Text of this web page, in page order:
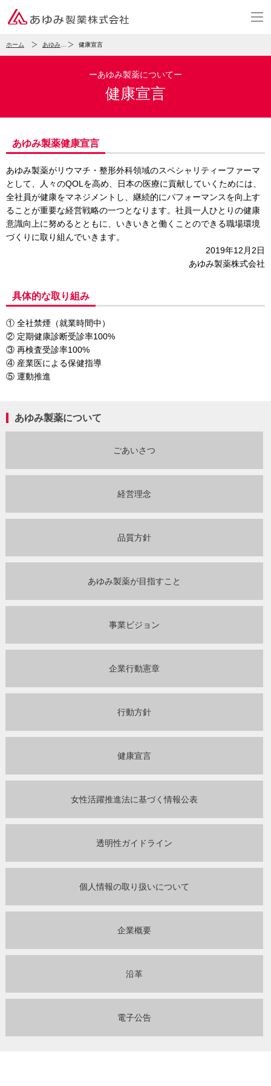
ホーム あゆみ製薬について 健康宣言
ーあゆみ製薬についてー
健康宣言
あゆみ製薬健康宣言
あゆみ製薬がリウマチ・整形外科領域のスペシャリティーファーマ
として、人々のQOLを高め、日本の医療に貢献していくためには、
全社員が健康をマネジメントし、継続的にパフォーマンスを向上す
ることが重要な経営戦略の一つとなります。社員一人ひとりの健康
意識向上に努めるとともに、いきいきと働くことのできる職場環境
づくりに取り組んでいきます。
2019年12月2日
あゆみ製薬株式会社
具体的な取り組み
① 全社禁煙（就業時間中）
② 定期健康診断受診率100%
③ 再検査受診率100%
④ 産業医による保健指導
⑤ 運動推進
あゆみ製薬について
ごあいさつ
経営理念
品質方針
あゆみ製薬が目指すこと
事業ビジョン
企業行動憲章
行動方針
健康宣言
女性活躍推進法に基づく情報公表
透明性ガイドライン
個人情報の取り扱いについて
企業概要
沿革
電子公告